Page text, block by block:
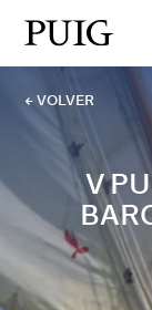
← VOLVER
V